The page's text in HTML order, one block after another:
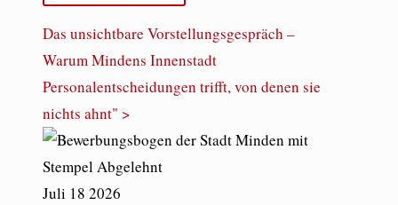
Das unsichtbare Vorstellungsgespräch –
Warum Mindens Innenstadt
Personalentscheidungen trifft, von denen sie
nichts ahnt" >
Juli 18 2026